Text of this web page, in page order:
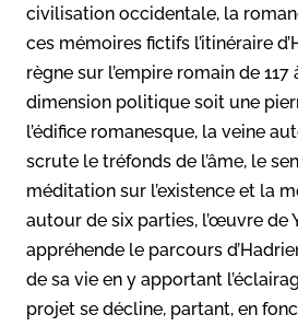
civilisation occidentale, la
ces mémoires fictifs l’itinéraire
règne sur l’empire romain de 117
dimension politique soit une
l’édifice romanesque, la veine
scrute le tréfonds de l’âme, le
méditation sur l’existence et la
autour de six parties, l’œuvre de
appréhende le parcours
de sa vie en y apportant
projet se décline, partant, en